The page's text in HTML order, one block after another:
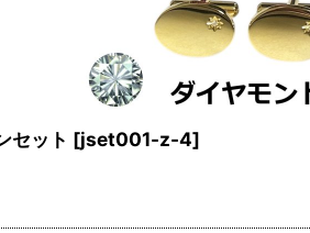
セット [jset001-z-4]